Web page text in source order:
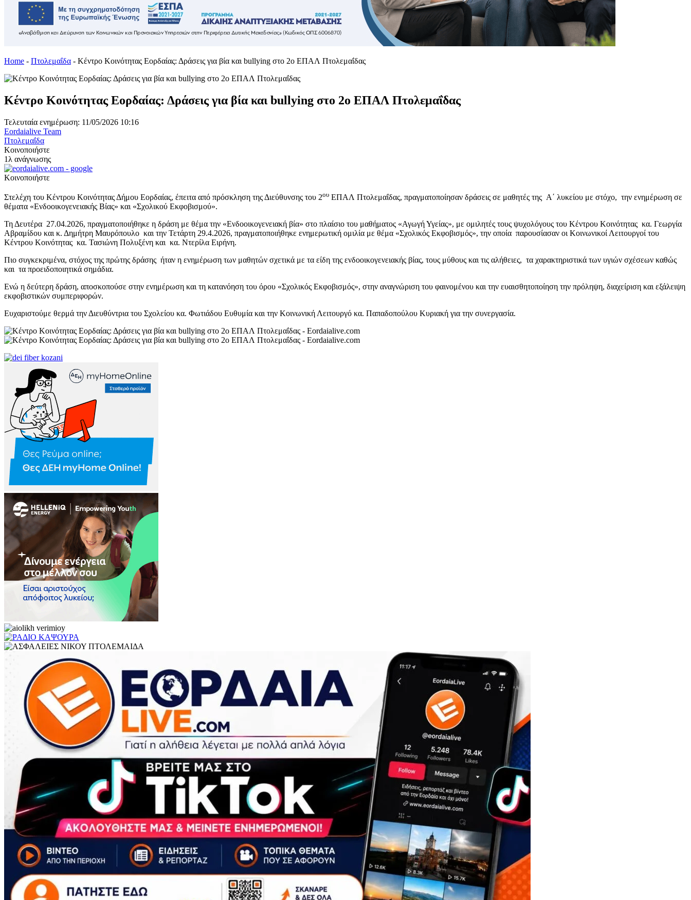
Home - Πτολεμαΐδα - Κέντρο Κοινότητας Εορδαίας: Δράσεις για βία και bullying στο 2ο ΕΠΑΛ Πτολεμαΐδας
Κέντρο Κοινότητας Εορδαίας: Δράσεις για βία και bullying στο 2ο ΕΠΑΛ Πτολεμαΐδας
Τελευταία ενημέρωση: 11/05/2026 10:16
Eordaialive Team
Πτολεμαΐδα
Κοινοποιήστε
1λ ανάγνωσης
Κοινοποιήστε
Στελέχη του Κέντρου Κοινότητας Δήμου Εορδαίας, έπειτα από πρόσκληση της Διεύθυνσης του 2ου ΕΠΑΛ Πτολεμαΐδας, πραγματοποίησαν δράσεις σε μαθητές της Α΄ λυκείου με στόχο, την ενημέρωση σε
θέματα «Ενδοοικογενειακής Βίας» και «Σχολικού Εκφοβισμού».
Τη Δευτέρα 27.04.2026, πραγματοποιήθηκε η δράση με θέμα την «Ενδοοικογενειακή βία» στο πλαίσιο του μαθήματος «Αγωγή Υγείας», με ομιλητές τους ψυχολόγους του Κέντρου Κοινότητας κα. Γεωργία
Αβραμίδου και κ. Δημήτρη Μαυρόπουλο και την Τετάρτη 29.4.2026, πραγματοποιήθηκε ενημερωτική ομιλία με θέμα «Σχολικός Εκφοβισμός», την οποία παρουσίασαν οι Κοινωνικοί Λειτουργοί του
Κέντρου Κοινότητας κα. Τασιώνη Πολυξένη και κα. Ντερίλα Ειρήνη.
Πιο συγκεκριμένα, στόχος της πρώτης δράσης ήταν η ενημέρωση των μαθητών σχετικά με τα είδη της ενδοοικογενειακής βίας, τους μύθους και τις αλήθειες, τα χαρακτηριστικά των υγιών σχέσεων καθώς
και τα προειδοποιητικά σημάδια.
Ενώ η δεύτερη δράση, αποσκοπούσε στην ενημέρωση και τη κατανόηση του όρου «Σχολικός Εκφοβισμός», στην αναγνώριση του φαινομένου και την ευαισθητοποίηση την πρόληψη, διαχείριση και εξάλειψη
εκφοβιστικών συμπεριφορών.
Ευχαριστούμε θερμά την Διευθύντρια του Σχολείου κα. Φωτιάδου Ευθυμία και την Κοινωνική Λειτουργό κα. Παπαδοπούλου Κυριακή για την συνεργασία.